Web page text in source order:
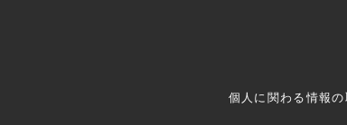
個人に関わる情報